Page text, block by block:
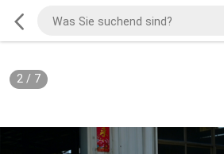
2/ 7